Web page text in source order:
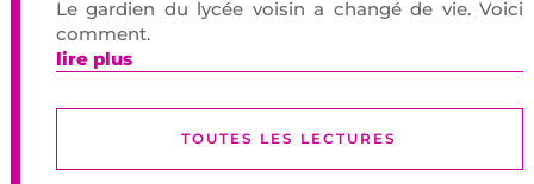
Le gardien du lycée voisin a changé de vie. Voici
comment.
lire plus
TOUTES LES LECTURES